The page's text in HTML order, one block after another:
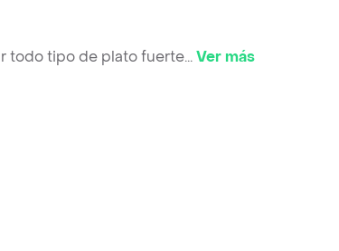
todo tipo de plato fuerte...Ver más